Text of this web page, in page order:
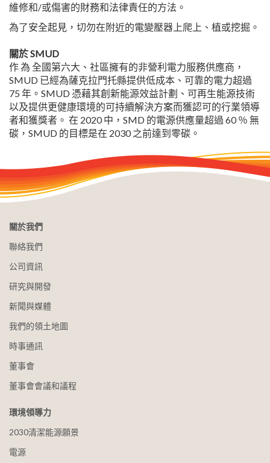
維修和/或傷害的財務和法律責任的方法。
為了安全起見，切勿在附近的電變壓器上爬上、植或挖掘。
關於 SMUD
作 為 全國第六大、社區擁有的非營利電力服務供應商，
SMUD 已經為薩克拉門托縣提供低成本、可靠的電力超過
75 年。SMUD 憑藉其創新能源效益計劃、可再生能源技術
以及提供更健康環境的可持續解決方案而獲認可的行業領導
者和獲獎者。 在 2020 中，SMD 的電源供應量超過 60 ％ 無
碳，SMUD 的目標是在 2030 之前達到零碳。
關於我們
聯絡我們
公司資訊
研究與開發
新聞與媒體
我們的領土地圖
時事通訊
董事會
董事會會議和議程
環境領導力
2030清潔能源願景
電源